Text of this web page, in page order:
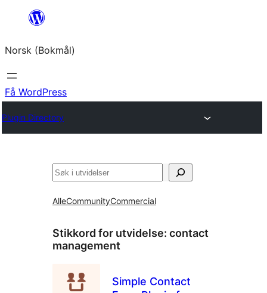
Hopp
innhold
Norsk (Bokmål)
Få WordPress
Plugin Directory
Søk
AlleCommunityCommercial
Stikkord for utvidelse: contact
management
Simple Contact